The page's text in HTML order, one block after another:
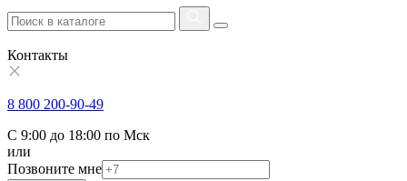
Контакты
8 800 200-90-49
С 9:00 до 18:00 по Мск
или
Позвоните мне